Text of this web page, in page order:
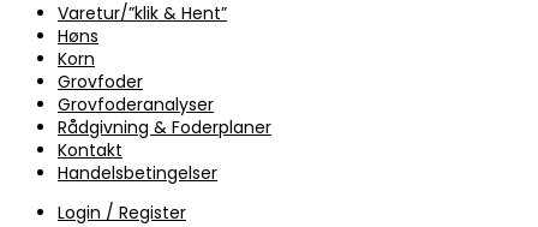
Varetur/”klik & Hent”
Høns
Korn
Grovfoder
Grovfoderanalyser
Rådgivning & Foderplaner
Kontakt
Handelsbetingelser
Login / Register